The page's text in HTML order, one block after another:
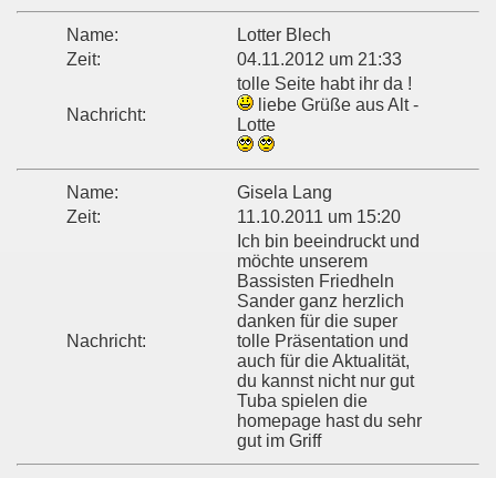
Name:
Lotter Blech
Zeit:
04.11.2012 um 21:33
Nachricht:
tolle Seite habt ihr da !
liebe Grüße aus Alt -
Lotte
Name:
Gisela Lang
Zeit:
11.10.2011 um 15:20
Nachricht:
Ich bin beeindruckt und
möchte unserem
Bassisten Friedheln
Sander ganz herzlich
danken für die super
tolle Präsentation und
auch für die Aktualität,
du kannst nicht nur gut
Tuba spielen die
homepage hast du sehr
gut im Griff